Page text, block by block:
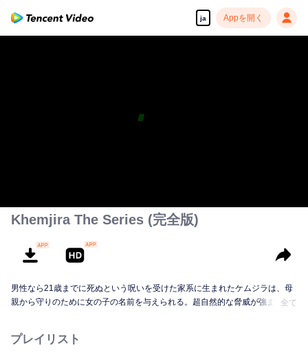
ja Appを開く
Khemjira The Series (完全版)
男性なら21歳までに死ぬという呪いを受けた家系に生まれたケムジラは、母
親から守りのために女の子の名前を与えられる。超自然的な脅威が強まる全て
プレイリスト